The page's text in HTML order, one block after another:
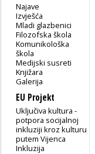
Najave
Izvješća
Mladi glazbenici
Filozofska škola
Komunikološka
škola
Medijski susreti
Knjižara
Galerija
EU Projekt
Uključiva kultura -
potpora socijalnoj
inkluziji kroz kulturu
putem Vijenca
Inkluzija